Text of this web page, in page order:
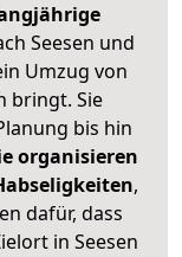
Seesen und
Umzug von
bringt. Sie
bis hin
organisieren
,
dafür, dass
in Seesen